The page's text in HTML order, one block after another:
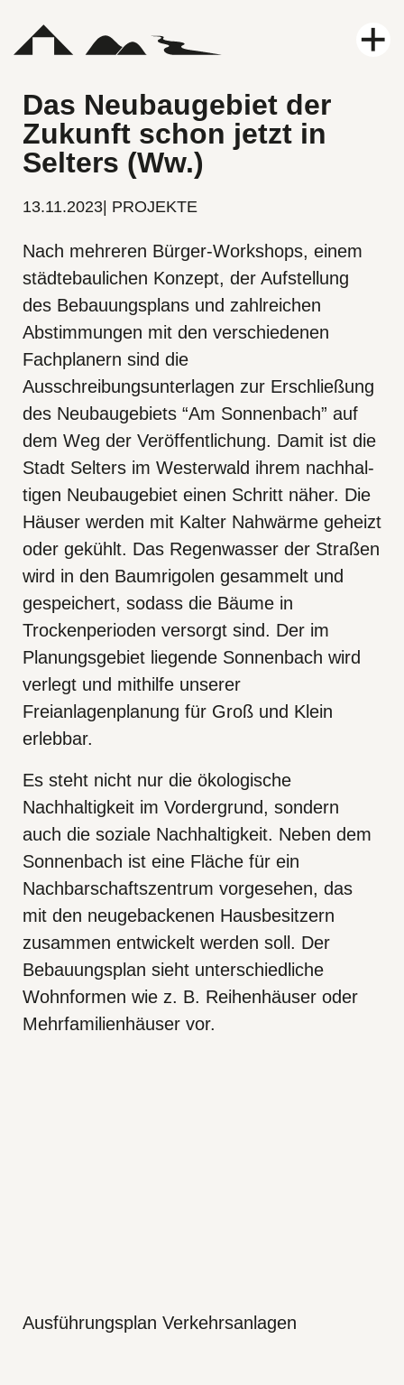
Leistungen
Projekte
Karriere
Aktuelles
Kontakt
Über uns
Das Neubaugebiet der
Zukunft schon jetzt in
Selters (Ww.)
13.11.2023 PROJEKTE
Nach mehreren Bürger-Workshops, einem
städtebaulichen Konzept, der Aufstellung
des Bebauungsplans und zahlreichen
Abstimmungen mit den verschiedenen
Fachplanern sind die
Ausschreibungsunterlagen zur Erschließung
des Neubaugebiets “Am Sonnenbach” auf
dem Weg der Veröffentlichung. Damit ist die
Stadt Selters im Westerwald ihrem nachhal­
tigen Neubaugebiet einen Schritt näher. Die
Häuser werden mit Kalter Nahwärme geheizt
oder gekühlt. Das Regenwasser der Straßen
wird in den Baumrigolen gesammelt und
gespeichert, sodass die Bäume in
Trockenperioden versorgt sind. Der im
Planungsgebiet liegende Sonnenbach wird
verlegt und mithilfe unserer
Freianlagenplanung für Groß und Klein
erlebbar.
Es steht nicht nur die ökologische
Nachhaltigkeit im Vordergrund, sondern
auch die soziale Nachhaltigkeit. Neben dem
Sonnenbach ist eine Fläche für ein
Nachbarschafts­zentrum vorgesehen, das
mit den neugebackenen Hausbesitzern
zusammen entwickelt werden soll. Der
Bebauungsplan sieht unterschiedliche
Wohnformen wie z. B. Reihen­häuser oder
Mehrfamilienhäuser vor.
Ausführungsplan Verkehrsanlagen